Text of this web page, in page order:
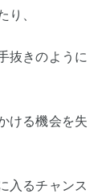
、
抜きのように
ける機会を失
入るチャンス